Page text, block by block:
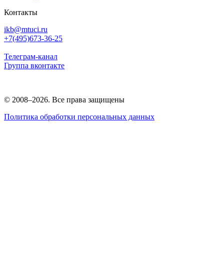
Контакты
ikb@mtuci.ru
+7(495)673-36-25
Телеграм-канал
Группа вконтакте
© 2008–2026. Все права защищены
Политика обработки персональных данных